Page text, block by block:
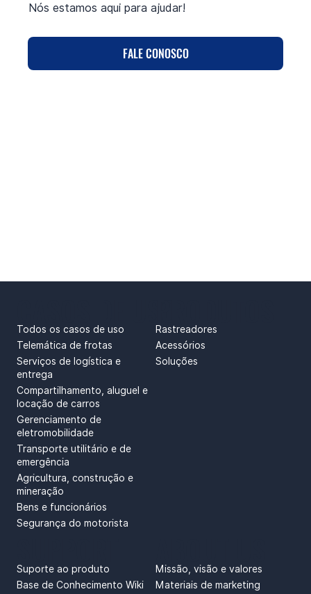
Nós estamos aqui para ajudar!
FALE CONOSCO
Todos os casos de uso
Telemática de frotas
Serviços de logística e
entrega
Compartilhamento, aluguel e
locação de carros
Gerenciamento de
eletromobilidade
Transporte utilitário e de
emergência
Agricultura, construção e
mineração
Bens e funcionários
Segurança do motorista
Rastreadores
Acessórios
Soluções
Missão, visão e valores
Materiais de marketing
Suporte ao produto
Base de Conhecimento Wiki